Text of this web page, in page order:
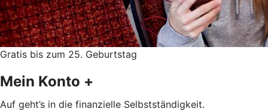
Gratis bis zum 25. Geburtstag
Mein Konto +
Auf geht’s in die finanzielle Selbstständigkeit.